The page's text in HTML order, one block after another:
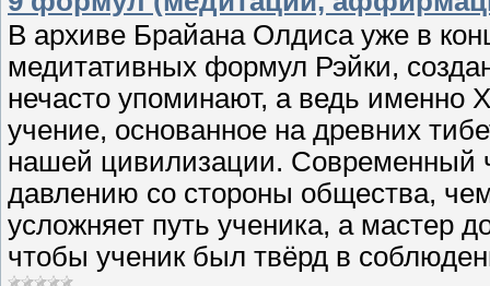
В архиве Брайана Олдиса уже в
медитативных формул Рэйки,
нечасто упоминают, а ведь именно
учение, основанное на древних
нашей цивилизации. Современный
давлению со стороны общества,
усложняет путь ученика, а мастер
чтобы ученик был твёрд в